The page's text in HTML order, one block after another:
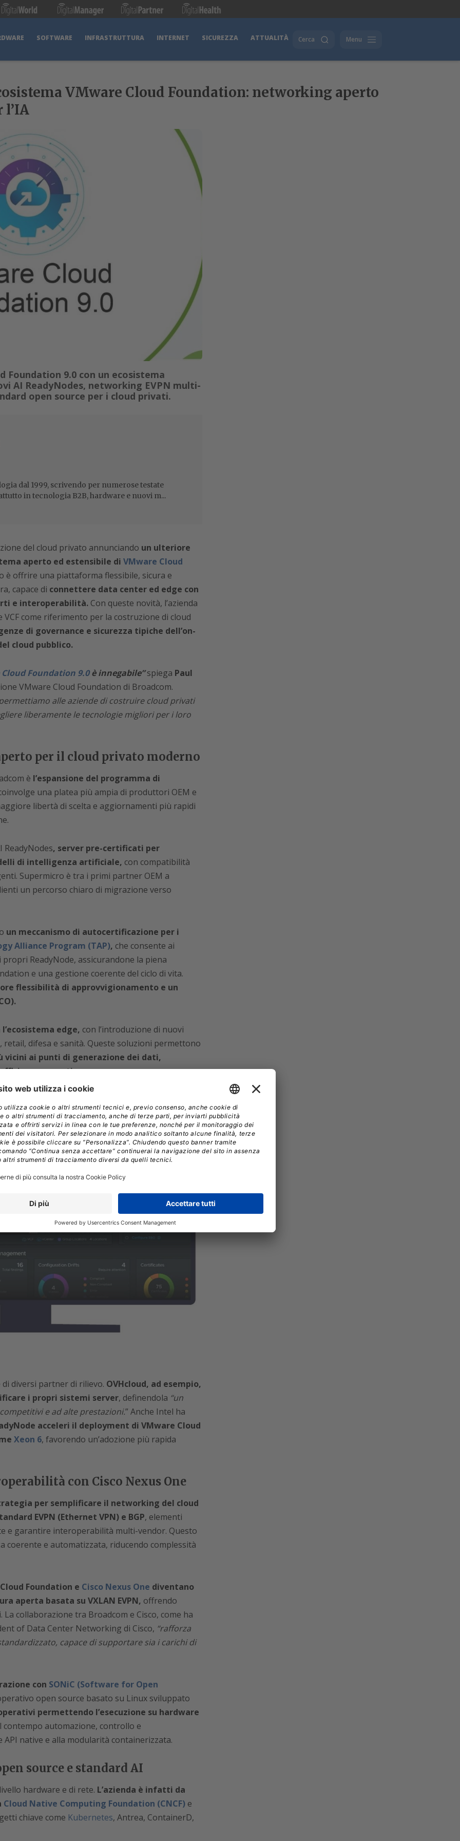
SOFTWARE INFRASTRUTTURA INTERNET SICUREZZA ATTUALITÀ Cerca Menu
VMware Cloud Foundation: networking aperto
Foundation 9.0 con un ecosistema
AI ReadyNodes, networking EVPN multi-
open source per i cloud privati.
dal 1999, scrivendo per numerose testate
in tecnologia B2B, hardware e nuovi m...
del cloud privato annunciando un ulteriore
aperto ed estensibile di VMware Cloud
è offrire una piattaforma flessibile, sicura e
capace di connettere data center ed edge con
e interoperabilità.Con queste novità, l’azienda
VCF come riferimento per la costruzione di cloud
di governance e sicurezza tipiche dell’on-
cloud pubblico.
Cloud Foundation 9.0è innegabile” spiega Paul
VMware Cloud Foundation di Broadcom.
alle aziende di costruire cloud privati
liberamente le tecnologie migliori per i loro
per il cloud privato moderno
è l’espansione del programma di
una platea più ampia di produttori OEM e
libertà di scelta e aggiornamenti più rapidi
ReadyNodes, server pre-certificati per
di intelligenza artificiale, con compatibilità
Supermicro è tra i primi partner OEM a
un percorso chiaro di migrazione verso
un meccanismo di autocertificazione per i
Alliance Program (TAP), che consente ai
ReadyNode, assicurandone la piena
e una gestione coerente del ciclo di vita.
flessibilità di approvvigionamento e un
edge, con l’introduzione di nuovi
difesa e sanità. Queste soluzioni permettono
ai punti di generazione dei dati,
operativa.
di diversi partner di rilievo. OVHcloud, ad esempio,
i propri sistemi server, definendola “un
e ad alte prestazioni.” Anche Intel ha
acceleri il deployment di VMware Cloud
Xeon 6, favorendo un’adozione più rapida
con Cisco Nexus One
per semplificare il networking del cloud
EVPN (Ethernet VPN) e BGP, elementi
e garantire interoperabilità multi-vendor. Questo
coerente e automatizzata, riducendo complessità
Foundation e Cisco Nexus One diventano
aperta basata su VXLAN EVPN, offrendo
collaborazione tra Broadcom e Cisco, come ha
of Data Center Networking di Cisco, “rafforza
capace di supportare sia i carichi di
con SONiC (Software for Open
open source basato su Linux sviluppato
permettendo l’esecuzione su hardware
contempo automazione, controllo e
native e alla modularità containerizzata.
source e standard AI
hardware e di rete. L’azienda è infatti da
Cloud Native Computing Foundation (CNCF)e
chiave come Kubernetes, Antrea, ContainerD,